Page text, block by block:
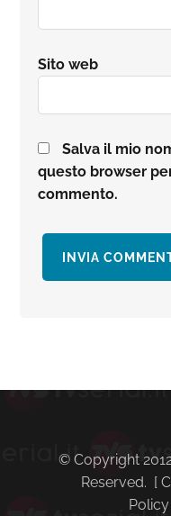
Sito web
Salva il mio
questo browser
commento.
primaria
© Copyright
Reserved. [
Policy